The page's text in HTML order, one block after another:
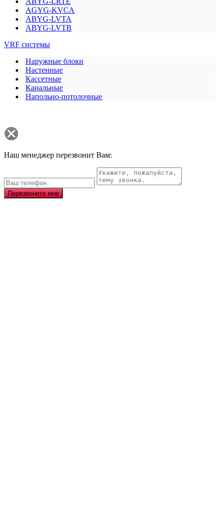
AGYG-KVCA
ABYG-LVTA
ABYG-LVTB
VRF системы
Наружные блоки
Настенные
Кассетные
Канальные
Напольно-потолочные
Наш менеджер перезвонит Вам:
Перезвоните мне